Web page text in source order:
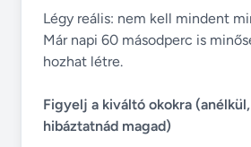
Légy reális: nem kell mindent
Már napi 60 másodperc is
hozhat létre.
Figyelj a kiváltó okokra
hibáztatnád magad)